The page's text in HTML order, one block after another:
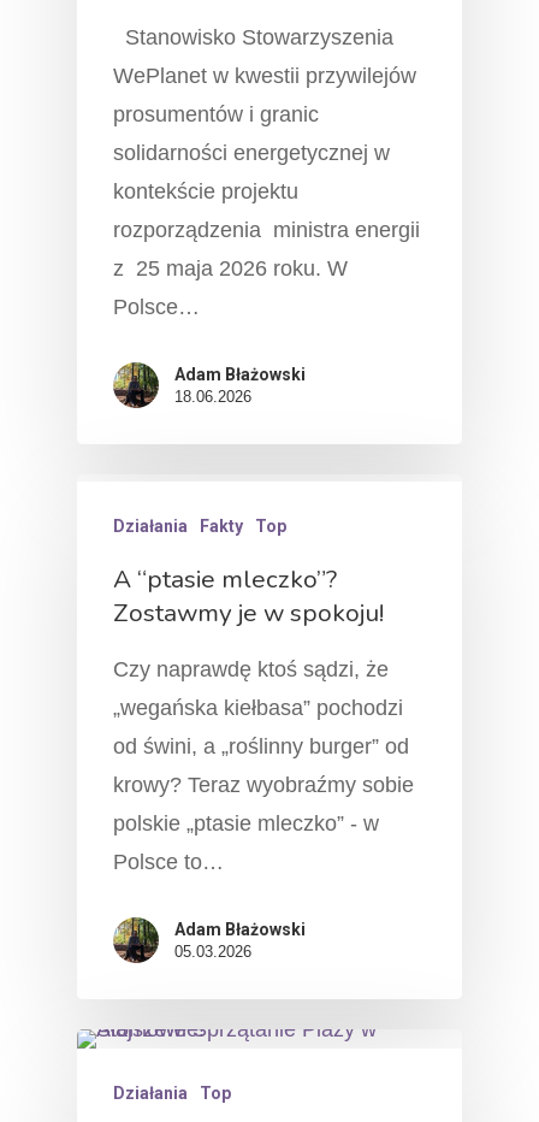
Stanowisko Stowarzyszenia
WePlanet w kwestii przywilejów
prosumentów i granic
solidarności energetycznej w
kontekście projektu
rozporządzenia ministra energii
z 25 maja 2026 roku. W
Polsce…
Adam Błażowski
18.06.2026
Działania Fakty Top
A “ptasie mleczko”?
Zostawmy je w spokoju!
Czy naprawdę ktoś sądzi, że
„wegańska kiełbasa” pochodzi
od świni, a „roślinny burger” od
krowy? Teraz wyobraźmy sobie
polskie „ptasie mleczko” - w
Polsce to…
Adam Błażowski
05.03.2026
Działania Top